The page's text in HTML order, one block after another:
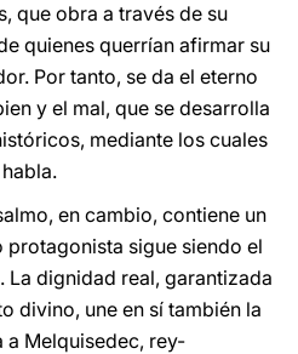
que obra a través de su
quienes querrían afirmar su
Por tanto, se da el eterno
y el mal, que se desarrolla
mediante los cuales
en cambio, contiene un
sigue siendo el
dignidad real, garantizada
divino, une en sí también la
a Melquisedec, rey-